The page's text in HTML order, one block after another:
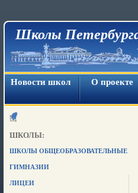
Школы
Новости школ О проекте
ШКОЛЫ:
ШКОЛЫ ОБЩЕОБРАЗОВАТЕЛЬНЫЕ
ГИМНАЗИИ
ЛИЦЕИ